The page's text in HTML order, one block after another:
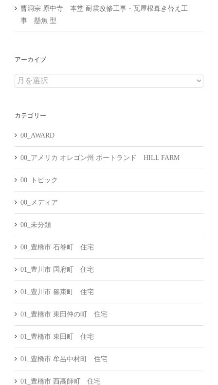
曹洞宗 原中寺 本堂 耐震改修工事・瓦屋根葺き替え工
事 懸魚 型
アーカイブ
ア
イ
カテゴリー
00_AWARD
00_アメリカ オレゴン州 ポートランド HILL FARM
00_トピック
00_メディア
00_未分類
00_豊橋市 石巻町 住宅
01_豊川市 国府町 住宅
01_豊川市 篠束町 住宅
01_豊橋市 東田仲の町 住宅
01_豊橋市 東田町 住宅
01_豊橋市 牟呂中村町 住宅
01_豊橋市 西高師町 住宅